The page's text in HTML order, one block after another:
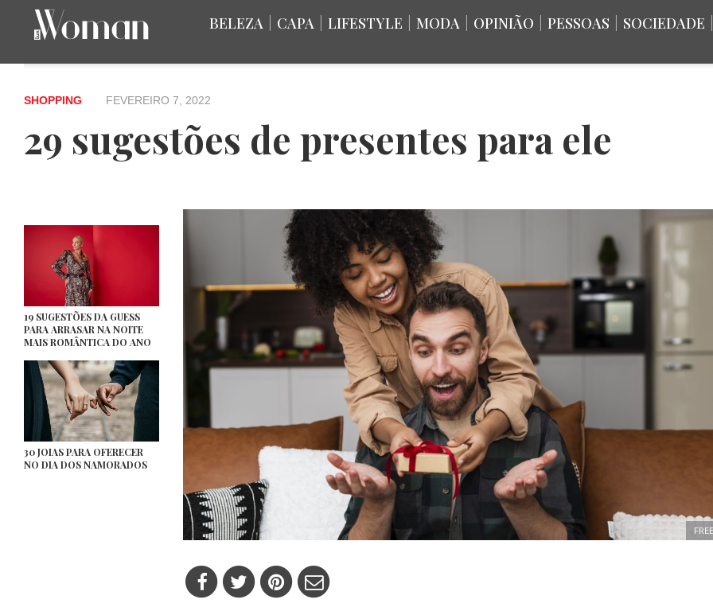
BELEZA CAPA LIFESTYLE MODA OPINIÃO PESSOAS SOCIEDADE
SHOPPING FEVEREIRO 7, 2022
29 sugestões de presentes para ele
19 SUGESTÕES DA GUESS
PARA ARRASAR NA NOITE
MAIS ROMÂNTICA DO ANO
30 JOIAS PARA OFERECER
NO DIA DOS NAMORADOS